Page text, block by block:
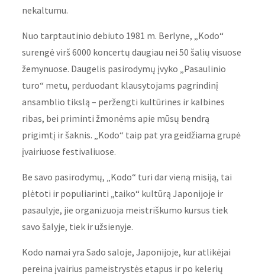
nekaltumu.
Nuo tarptautinio debiuto 1981 m. Berlyne, „Kodo“
surengė virš 6000 koncertų daugiau nei 50 šalių visuose
žemynuose. Daugelis pasirodymų įvyko „Pasaulinio
turo“ metu, perduodant klausytojams pagrindinį
ansamblio tikslą – peržengti kultūrines ir kalbines
ribas, bei priminti žmonėms apie mūsų bendrą
prigimtį ir šaknis. „Kodo“ taip pat yra geidžiama grupė
įvairiuose festivaliuose.
Be savo pasirodymų, „Kodo“ turi dar vieną misiją, tai
plėtoti ir populiarinti „taiko“ kultūrą Japonijoje ir
pasaulyje, jie organizuoja meistriškumo kursus tiek
savo šalyje, tiek ir užsienyje.
Kodo namai yra Sado saloje, Japonijoje, kur atlikėjai
pereina įvairius pameistrystės etapus ir po kelerių